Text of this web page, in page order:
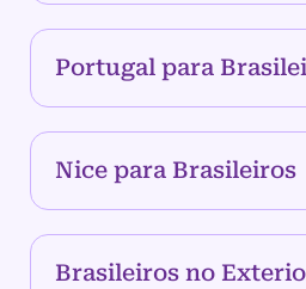
Portugal para
Nice para Brasileiros
Brasileiros no